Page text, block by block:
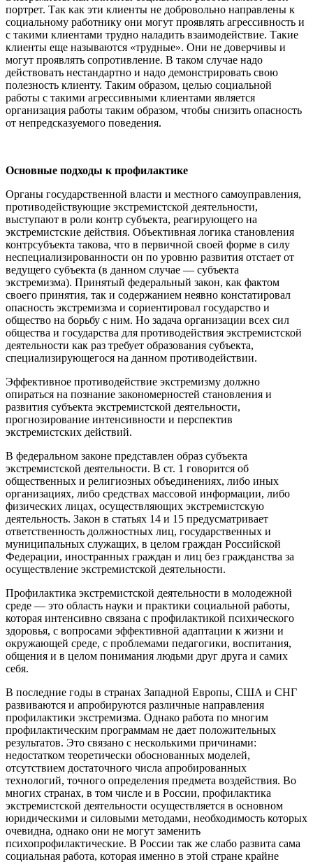
портрет. Так как эти клиенты не добровольно направлены к
социальному работнику они могут проявлять агрессивность и
с такими клиентами трудно наладить взаимодействие. Такие
клиенты еще называются «трудные». Они не доверчивы и
могут проявлять сопротивление. В таком случае надо
действовать нестандартно и надо демонстрировать свою
полезность клиенту. Таким образом, целью социальной
работы с такими агрессивными клиентами является
организация работы таким образом, чтобы снизить опасность
от непредсказуемого поведения.
Основные подходы к профилактике
Органы государственной власти и местного самоуправления,
противодействующие экстремистской деятельности,
выступают в роли контр субъекта, реагирующего на
экстремистские действия. Объективная логика становления
контрсубъекта такова, что в первичной своей форме в силу
неспециализированности он по уровню развития отстает от
ведущего субъекта (в данном случае — субъекта
экстремизма). Принятый федеральный закон, как фактом
своего принятия, так и содержанием неявно констатировал
опасность экстремизма и сориентировал государство и
общество на борьбу с ним. Но задача организации всех сил
общества и государства для противодействия экстремистской
деятельности как раз требует образования субъекта,
специализирующегося на данном противодействии.
Эффективное противодействие экстремизму должно
опираться на познание закономерностей становления и
развития субъекта экстремистской деятельности,
прогнозирование интенсивности и перспектив
экстремистских действий.
В федеральном законе представлен образ субъекта
экстремистской деятельности. В ст. 1 говорится об
общественных и религиозных объединениях, либо иных
организациях, либо средствах массовой информации, либо
физических лицах, осуществляющих экстремистскую
деятельность. Закон в статьях 14 и 15 предусматривает
ответственность должностных лиц, государственных и
муниципальных служащих, в целом граждан Российской
Федерации, иностранных граждан и лиц без гражданства за
осуществление экстремистской деятельности.
Профилактика экстремистской деятельности в молодежной
среде — это область науки и практики социальной работы,
которая интенсивно связана с профилактикой психического
здоровья, с вопросами эффективной адаптации к жизни и
окружающей среде, с проблемами педагогики, воспитания,
общения и в целом понимания людьми друг друга и самих
себя.
В последние годы в странах Западной Европы, США и СНГ
развиваются и апробируются различные направления
профилактики экстремизма. Однако работа по многим
профилактическим программам не дает положительных
результатов. Это связано с несколькими причинами:
недостатком теоретически обоснованных моделей,
отсутствием достаточного числа апробированных
технологий, точного определения предмета воздействия. Во
многих странах, в том числе и в России, профилактика
экстремистской деятельности осуществляется в основном
юридическими и силовыми методами, необходимость которых
очевидна, однако они не могут заменить
психопрофилактические. В России так же слабо развита сама
социальная работа, которая именно в этой стране крайне